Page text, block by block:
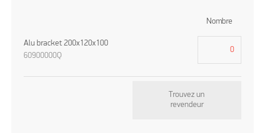
Nombre
Alu bracket 200x120x100
60900000Q
Trouvez un
revendeur